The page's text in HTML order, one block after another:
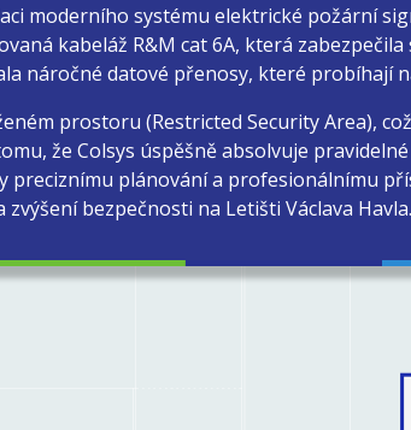
moderního systému elektrické požární
kabeláž R&M cat 6A, která
náročné datové přenosy, které probíhají
prostoru (Restricted Security Area),
že Colsys úspěšně absolvuje
preciznímu plánování a profesionálnímu
bezpečnosti na Letišti Václava Havla.